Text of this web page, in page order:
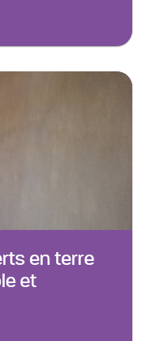
en terre
et